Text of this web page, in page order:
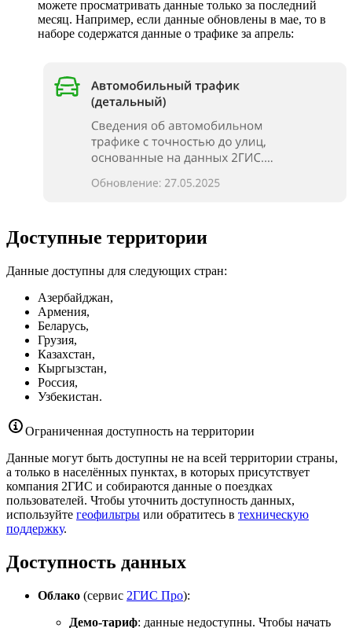
можете просматривать данные только за последний
месяц. Например, если данные обновлены в мае, то в
наборе содержатся данные о трафике за апрель:
Доступные территории
Данные доступны для следующих стран:
Азербайджан,
Армения,
Беларусь,
Грузия,
Казахстан,
Кыргызстан,
Россия,
Узбекистан.
Ограниченная доступность на территории
Данные могут быть доступны не на всей территории страны,
а только в населённых пунктах, в которых присутствует
компания 2ГИС и собираются данные о поездках
пользователей. Чтобы уточнить доступность данных,
используйте геофильтры или обратитесь в техническую
поддержку.
Доступность данных
Облако (сервис 2ГИС Про):
Демо-тариф: данные недоступны. Чтобы начать